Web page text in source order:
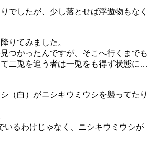
でしたが、少し落とせば浮遊物もなく
りてみました。
つかったんですが、そこへ行くまでも
二兎を追う者は一兎をも得ず状態に…
（白）がニシキウミウシを襲ってたり
いるわけじゃなく、ニシキウミウシが